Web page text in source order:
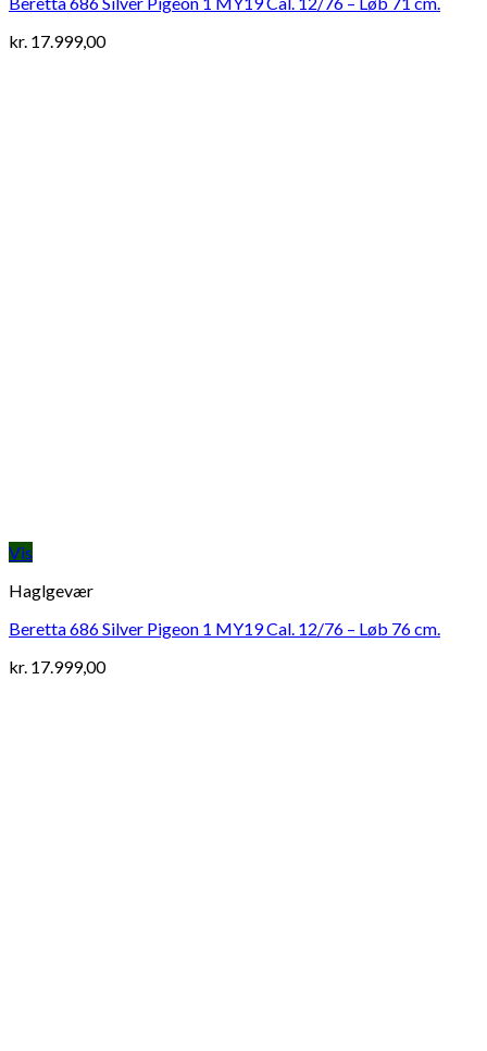
kr. 17.999,00
Vis
Haglgevær
Beretta 686 Silver Pigeon 1 MY19 Cal. 12/76 – Løb 76 cm.
kr. 17.999,00